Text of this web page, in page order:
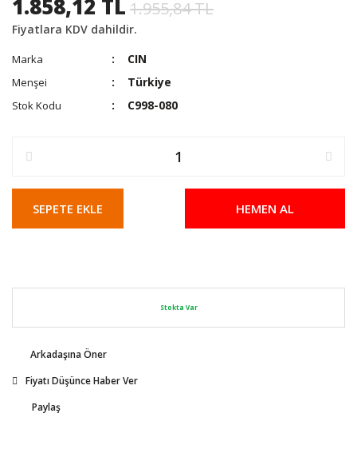
1.858,12 TL 1.955,84 TL
Fiyatlara KDV dahildir.
Marka CIN
Menşei Türkiye
Stok Kodu C998-080
SEPETE EKLE HEMEN AL
Stokta Var
Arkadaşına Öner
Fiyatı Düşünce Haber Ver
Paylaş